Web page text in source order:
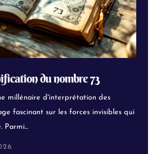
du nombre 73
millénaire d'interprétation des
fascinant sur les forces invisibles qui
Parmi...